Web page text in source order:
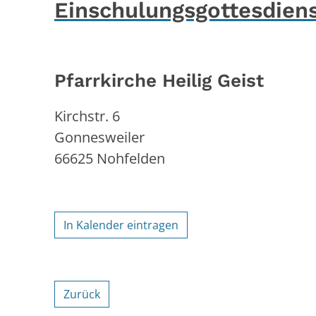
Pfarrkirche Heilig Geist
Kirchstr. 6
Gonnesweiler
66625 Nohfelden
In Kalender eintragen
Zurück